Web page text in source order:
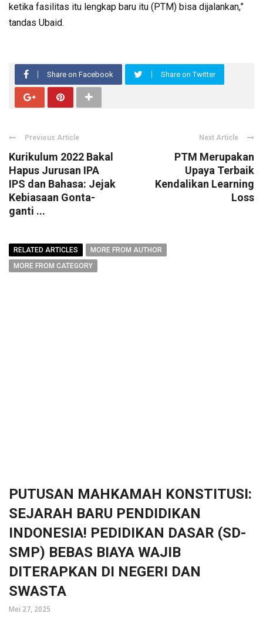
ketika fasilitas itu lengkap baru itu (PTM) bisa dijalankan,”
tandas Ubaid.
Share on Facebook Share on Twitter
Previous Article
Kurikulum 2022 Bakal
Hapus Jurusan IPA
IPS dan Bahasa: Jejak
Kebiasaan Gonta-
ganti ...
Next Article
PTM Merupakan
Upaya Terbaik
Kendalikan Learning
Loss
RELATED ARTICLES
MORE FROM AUTHOR
MORE FROM CATEGORY
PUTUSAN MAHKAMAH KONSTITUSI:
SEJARAH BARU PENDIDIKAN
INDONESIA! PEDIDIKAN DASAR (SD-
SMP) BEBAS BIAYA WAJIB
DITERAPKAN DI NEGERI DAN
SWASTA
Mei 27, 2025